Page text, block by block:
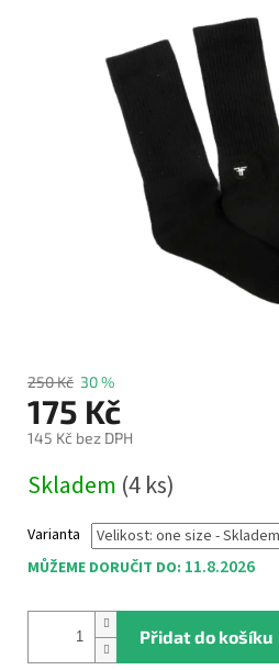
hvězdiček.
250 Kč 30 %
175 Kč
145 Kč bez DPH
cena:
Skladem (4 ks)
Varianta
MŮŽEME DORUČIT DO: 11.8.2026
Přidat do košíku